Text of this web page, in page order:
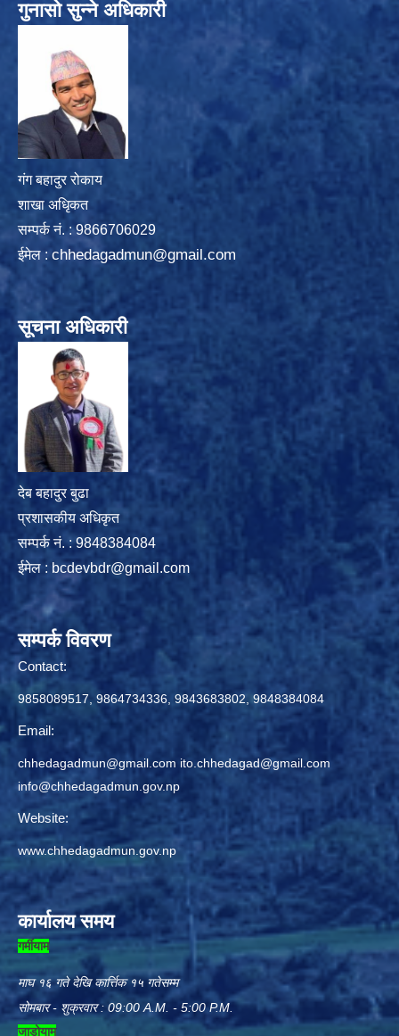
गुनासो सुन्ने अधिकारी
गंग बहादुर रोकाय
शाखा अधिृकत
सम्पर्क न‌ं. : 9866706029
ईमेल : chhedagadmun@gmail.com
सूचना अधिकारी
देब बहादुर बुढा
प्रशासकीय अधिकृत
सम्पर्क नं. : 9848384084
ईमेल : bcdevbdr@gmail.com
सम्पर्क विवरण
Contact:
9858089517, 9864734336, 9843683802, 9848384084
Email:
chhedagadmun@gmail.com ito.chhedagad@gmail.com
info@chhedagadmun.gov.np
Website:
www.chhedagadmun.gov.np
कार्यालय समय
गर्मीयाम
माघ १६ गते देखि कार्त्तिक १५ गतेसम्म
सोमबार - शुक्रवार : 09:00 A.M. - 5:00 P.M.
जाडोयाम